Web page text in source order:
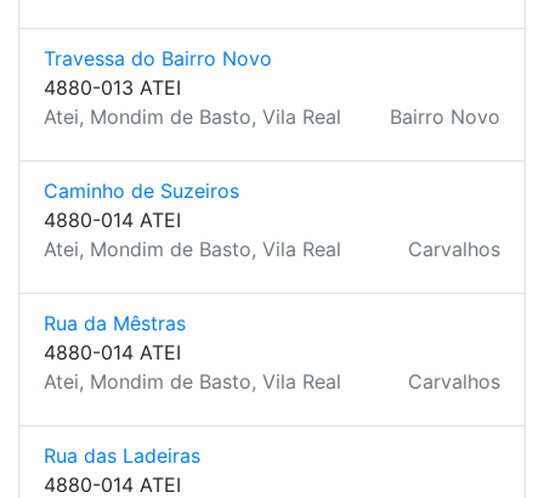
Travessa do Bairro Novo
4880-013 ATEI
Atei, Mondim de Basto, Vila Real
Bairro Novo
Caminho de Suzeiros
4880-014 ATEI
Atei, Mondim de Basto, Vila Real
Carvalhos
Rua da Mêstras
4880-014 ATEI
Atei, Mondim de Basto, Vila Real
Carvalhos
Rua das Ladeiras
4880-014 ATEI